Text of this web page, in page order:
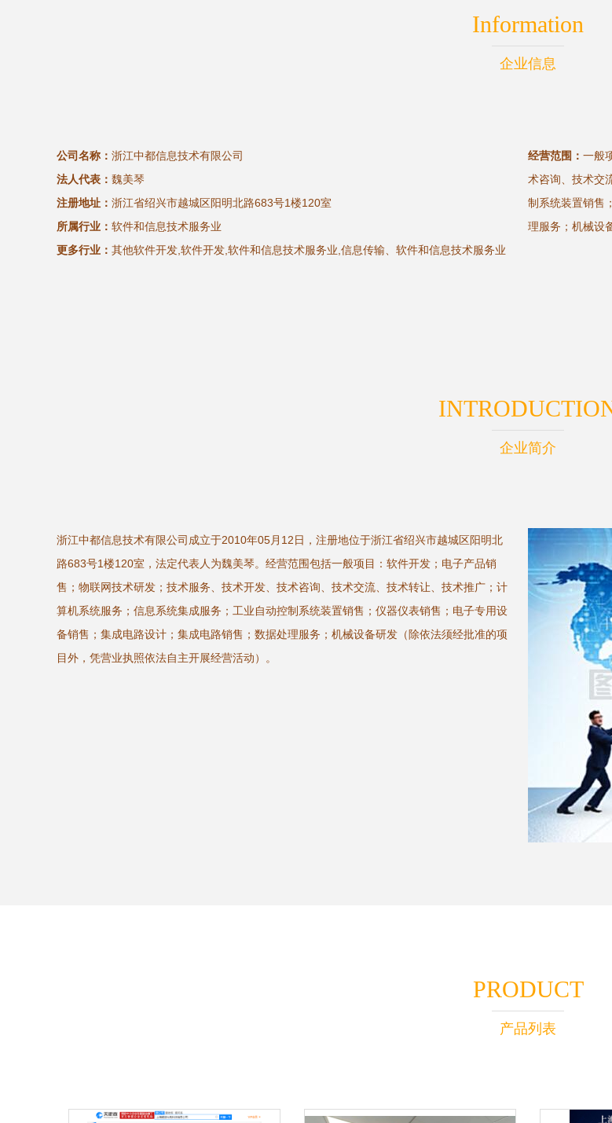
Information
企业信息
公司名称： 浙江中都信息技术有限公司
法人代表： 魏美琴
注册地址： 浙江省绍兴市越城区阳明北路683号1楼120室
所属行业： 软件和信息技术服务业
更多行业： 其他软件开发,软件开发,软件和信息技术服务业,信息传输、软件和信息技术服务业
经营范围： 一般
术咨询、技术交
制系统装置销售
理服务；机械设
企业简介
浙江中都信息技术有限公司成立于2010年05月12日，注册地位于浙江省绍兴市越城区阳明北
路683号1楼120室，法定代表人为魏美琴。经营范围包括一般项目：软件开发；电子产品销
售；物联网技术研发；技术服务、技术开发、技术咨询、技术交流、技术转让、技术推广；计
算机系统服务；信息系统集成服务；工业自动控制系统装置销售；仪器仪表销售；电子专用设
备销售；集成电路设计；集成电路销售；数据处理服务；机械设备研发（除依法须经批准的项
目外，凭营业执照依法自主开展经营活动）。
PRODUCT
产品列表